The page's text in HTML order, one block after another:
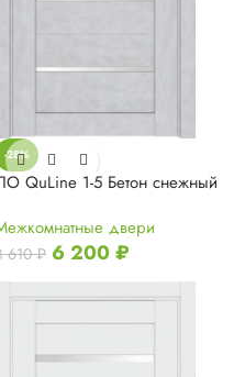
-28%
QuLine 1-5 Бетон снежный
двери
610₽ 6 200₽